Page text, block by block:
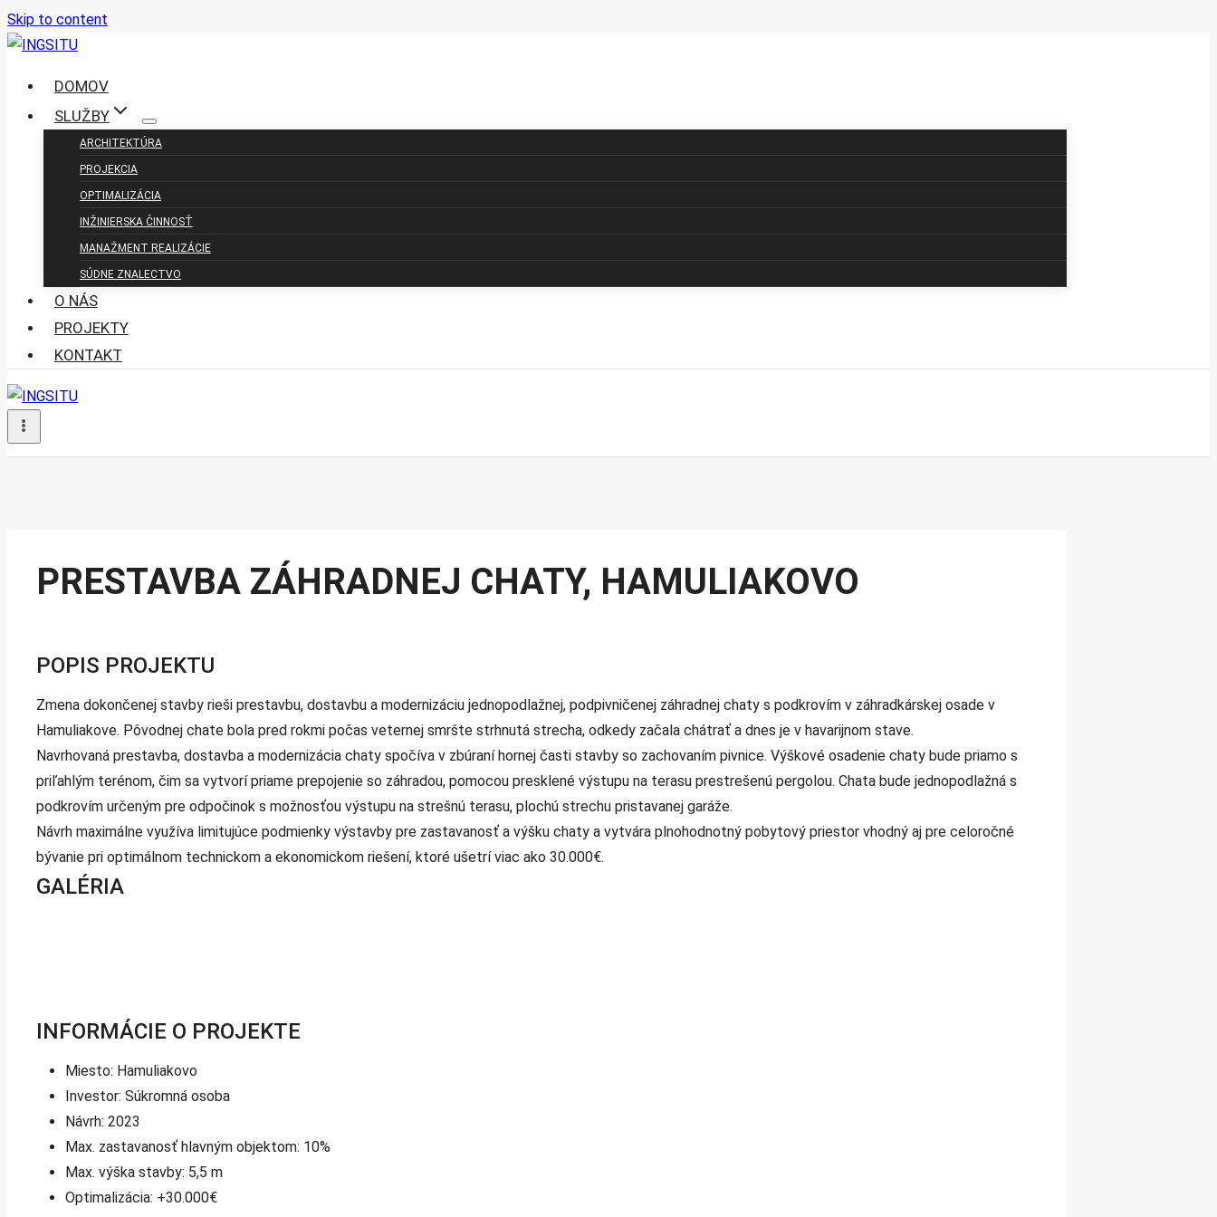
Skip to content
DOMOV
SLUŽBY
ARCHITEKTÚRA
PROJEKCIA
OPTIMALIZÁCIA
INŽINIERSKA ČINNOSŤ
MANAŽMENT REALIZÁCIE
SÚDNE ZNALECTVO
O NÁS
PROJEKTY
KONTAKT
PRESTAVBA ZÁHRADNEJ CHATY, HAMULIAKOVO
POPIS PROJEKTU
Zmena dokončenej stavby rieši prestavbu, dostavbu a modernizáciu jednopodlažnej, podpivničenej záhradnej chaty s podkrovím v záhradkárskej osade v
Hamuliakove. Pôvodnej chate bola pred rokmi počas veternej smršte strhnutá strecha, odkedy začala chátrať a dnes je v havarijnom stave.
Navrhovaná prestavba, dostavba a modernizácia chaty spočíva v zbúraní hornej časti stavby so zachovaním pivnice. Výškové osadenie chaty bude priamo s
priľahlým terénom, čim sa vytvorí priame prepojenie so záhradou, pomocou presklené výstupu na terasu prestrešenú pergolou. Chata bude jednopodlažná s
podkrovím určeným pre odpočinok s možnosťou výstupu na strešnú terasu, plochú strechu pristavanej garáže.
Návrh maximálne využíva limitujúce podmienky výstavby pre zastavanosť a výšku chaty a vytvára plnohodnotný pobytový priestor vhodný aj pre celoročné
bývanie pri optimálnom technickom a ekonomickom riešení, ktoré ušetrí viac ako 30.000€.
GALÉRIA
INFORMÁCIE O PROJEKTE
Miesto: Hamuliakovo
Investor: Súkromná osoba
Návrh: 2023
Max. zastavanosť hlavným objektom: 10%
Max. výška stavby: 5,5 m
Optimalizácia: +30.000€